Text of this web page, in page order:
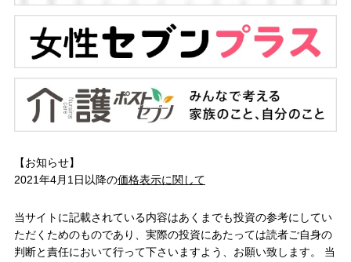
【お知らせ】
2021年4月1日以降の価格表示に関して
当サイトに記載されている内容はあくまでも投資の参考にしてい
ただくためのものであり、実際の投資にあたっては読者ご自身の
判断と責任において行って下さいますよう、お願い致します。 当